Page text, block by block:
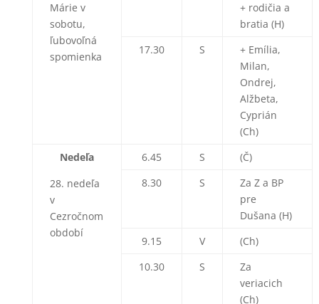
Márie v
sobotu,
ľubovoľná
spomienka
+ rodičia a
bratia (H)
17.30
S
+ Emília,
Milan,
Ondrej,
Alžbeta,
Cyprián
(Ch)
Nedeľa
28. nedeľa
v
Cezročnom
období
6.45 S
(Č)
8.30
S
Za Z a BP
pre
Dušana (H)
9.15
V
(Ch)
10.30
S
Za
veriacich
(Ch)